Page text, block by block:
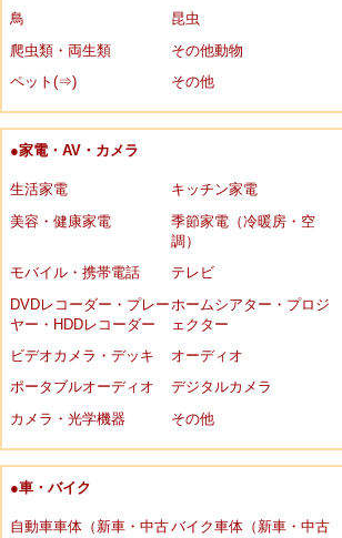
鳥
昆虫
爬虫類・両生類
その他動物
ペット(⇒)
その他
●家電・AV・カメラ
生活家電
キッチン家電
美容・健康家電
季節家電（冷暖房・空
調）
モバイル・携帯電話
テレビ
DVDレコーダー・プレー
ヤー・HDDレコーダー
ホームシアター・プロジ
ェクター
ビデオカメラ・デッキ
オーディオ
ポータブルオーディオ
デジタルカメラ
カメラ・光学機器
その他
●車・バイク
自動車車体（新車・中古バイク車体（新車・中古